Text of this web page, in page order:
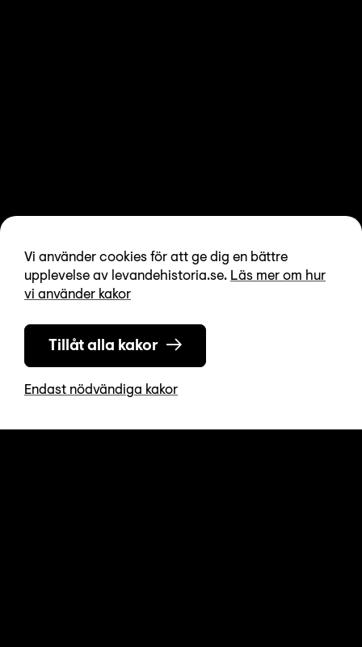
Vi använder cookies för att ge dig en bättre
upplevelse av levandehistoria.se. Läs mer om hur
vi använder kakor
Tillåt alla kakor
Endast nödvändiga kakor